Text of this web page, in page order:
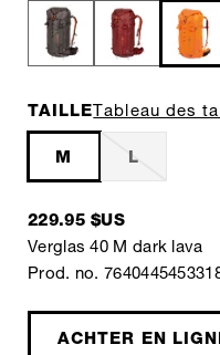
TAILLETableau des
M L
229.95 $US
Verglas 40 M dark lava
Prod. no.
ACHTER EN